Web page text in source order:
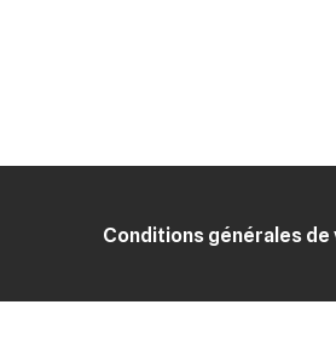
Conditions générales de